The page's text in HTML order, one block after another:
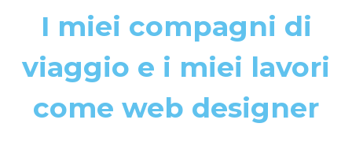
I miei compagni di
viaggio e i miei lavori
come web designer